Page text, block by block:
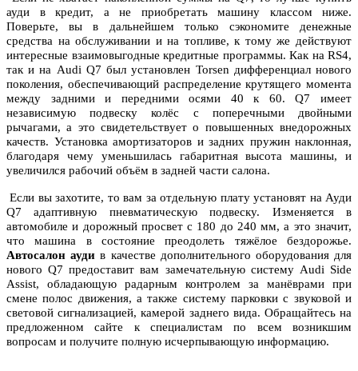
ауди в кредит, а не приобретать машину классом ниже.
Поверьте, вы в дальнейшем только сэкономите денежные
средства на обслуживании и на топливе, к тому же действуют
интересные взаимовыгодные кредитные программы. Как на RS4,
так и на Audi Q7 был установлен Torsen дифференциал нового
поколения, обеспечивающий распределение крутящего момента
между задними и передними осями 40 к 60. Q7 имеет
независимую подвеску колёс с поперечными двойными
рычагами, а это свидетельствует о повышенных внедорожных
качеств. Установка амортизаторов и задних пружин наклонная,
благодаря чему уменьшилась габаритная высота машины, и
увеличился рабочий объём в задней части салона.
Если вы захотите, то вам за отдельную плату установят на Ауди
Q7 адаптивную пневматическую подвеску. Изменяется в
автомобиле и дорожный просвет с 180 до 240 мм, а это значит,
что машина в состояние преодолеть тяжёлое бездорожье.
Автосалон ауди в качестве дополнительного оборудования для
нового Q7 предоставит вам замечательную систему Audi Side
Assist, обладающую радарным контролем за манёврами при
смене полос движения, а также систему парковки с звуковой и
световой сигнализацией, камерой заднего вида. Обращайтесь на
предложенном сайте к специалистам по всем возникшим
вопросам и получите полную исчерпывающую информацию.